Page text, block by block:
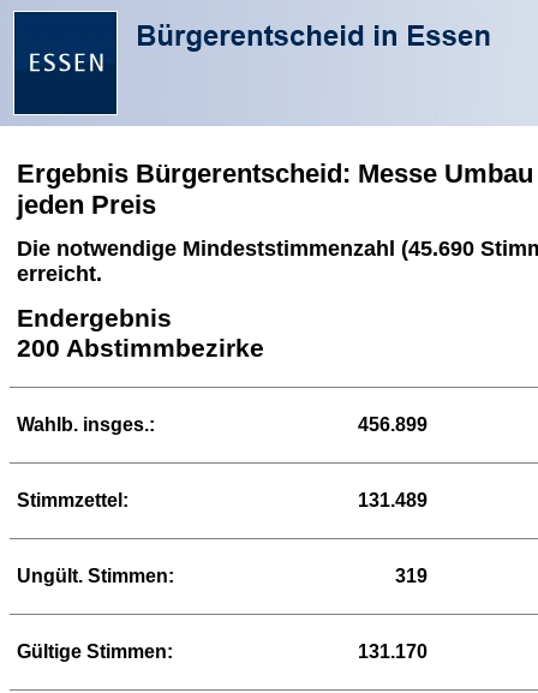
Ergebnis Bürgerentscheid: Messe
jeden Preis
Die notwendige Mindeststimmenzahl (45.690
erreicht.
Endergebnis
200 Abstimmbezirke
Wahlb. insges.: 456.899
Stimmzettel: 131.489
Ungült. Stimmen: 319
Gültige Stimmen: 131.170